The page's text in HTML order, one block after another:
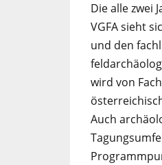
Die alle zwei
VGFA sieht
und den
wird von
Auch